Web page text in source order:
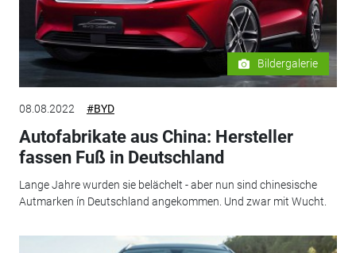
Bildergalerie
08.08.2022 #BYD
Autofabrikate aus China: Hersteller
fassen Fuß in Deutschland
Lange Jahre wurden sie belächelt - aber nun sind chinesische
Autmarken ín Deutschland angekommen. Und zwar mit Wucht.